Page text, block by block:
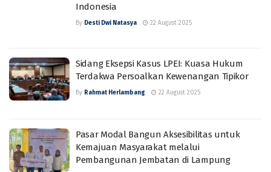
Indonesia
By Desti Dwi Natasya 22 August 2025
Sidang Eksepsi Kasus LPEI: Kuasa Hukum
Terdakwa Persoalkan Kewenangan Tipikor
By Rahmat Herlambang 22 August 2025
Pasar Modal Bangun Aksesibilitas untuk
Kemajuan Masyarakat melalui
Pembangunan Jembatan di Lampung